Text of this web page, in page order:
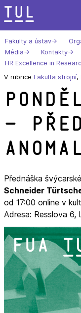
Přeskok
na
text
Fakulty a ústav
Média
Kontakty
HR Excellence in
V rubrice Fakulta strojní,
–
Přednáška
Schneider
od 17:00 online v
Adresa: Resslova 6,